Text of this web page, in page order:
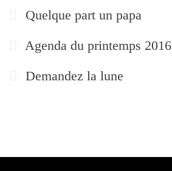
Quelque part un papa
Agenda du printemps 2016
Demandez la lune